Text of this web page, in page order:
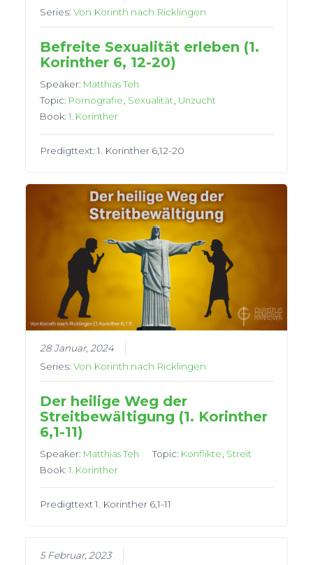
Series:Von Korinth nach Ricklingen
Befreite Sexualität erleben (1.
Korinther 6, 12-20)
Speaker: Matthias Teh
Topic: Pornografie Sexualität Unzucht
Book:1. Korinther
Predigttext: 1. Korinther 6,12-20
28 Januar, 2024
Series:Von Korinth nach Ricklingen
Der heilige Weg der
Streitbewältigung (1. Korinther
6,1-11)
Speaker: Matthias Teh Topic: Konflikte, Streit
Book:1. Korinther
Predigttext 1. Korinther 6,1-11
5 Februar, 2023